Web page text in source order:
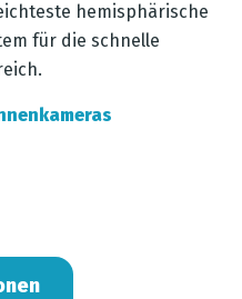
hemisphärische
für die schnelle